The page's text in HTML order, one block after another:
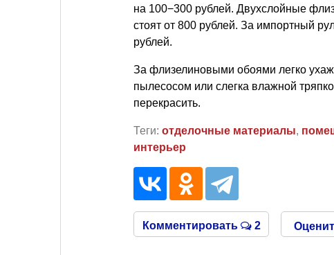
на 100−300 рублей. Двухслойные
стоят от 800 рублей. За импортный
рублей.
За флизелиновыми обоями легко
пылесосом или слегка влажной
перекрасить.
Теги: отделочные материалы,
интерьер
Комментировать 2